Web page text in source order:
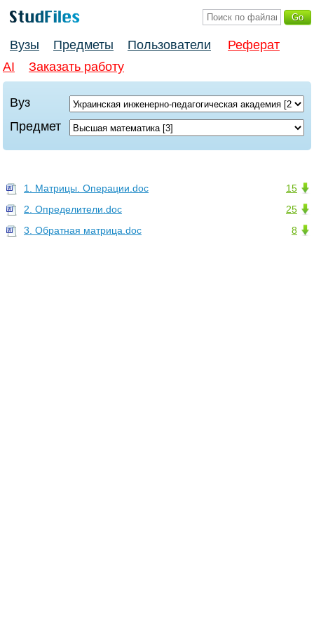
Вузы Предметы Пользователи
Реферат
AI
Заказать работу
Вуз
Предмет
15
1. Матрицы. Операции.doc
25
2. Определители.doc
8
3. Обратная матрица.doc